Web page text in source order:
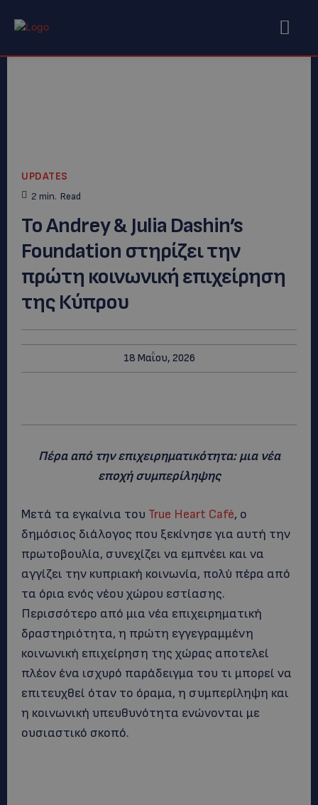
UPDATES
2 min. Read
Το Andrey & Julia Dashin’s
Foundation στηρίζει την
πρώτη κοινωνική επιχείρηση
της Κύπρου
18 Μαΐου, 2026
Πέρα από την επιχειρηματικότητα: μια νέα
εποχή συμπερίληψης
Μετά τα εγκαίνια του True Heart Café, ο
δημόσιος διάλογος που ξεκίνησε για αυτή την
πρωτοβουλία, συνεχίζει να εμπνέει και να
αγγίζει την κυπριακή κοινωνία, πολύ πέρα από
τα όρια ενός νέου χώρου εστίασης.
Περισσότερο από μια νέα επιχειρηματική
δραστηριότητα, η πρώτη εγγεγραμμένη
κοινωνική επιχείρηση της χώρας αποτελεί
πλέον ένα ισχυρό παράδειγμα του τι μπορεί να
επιτευχθεί όταν το όραμα, η συμπερίληψη και
η κοινωνική υπευθυνότητα ενώνονται με
ουσιαστικό σκοπό.